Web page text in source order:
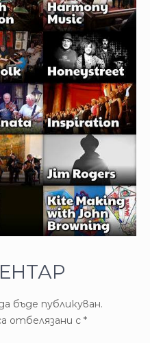
бъде публикуван.
отбелязани с *